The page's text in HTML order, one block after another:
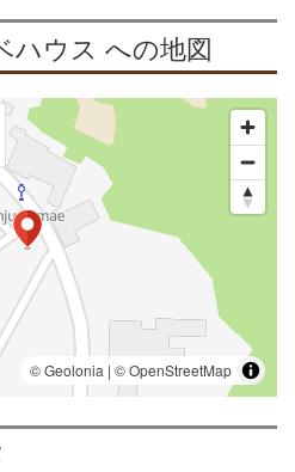
ハウス への地図